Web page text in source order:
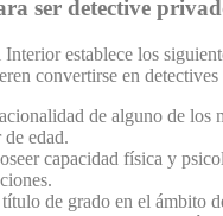
ser detective
establece los
convertirse en
de alguno de los
de edad.
capacidad física y
título de grado en el ámbito